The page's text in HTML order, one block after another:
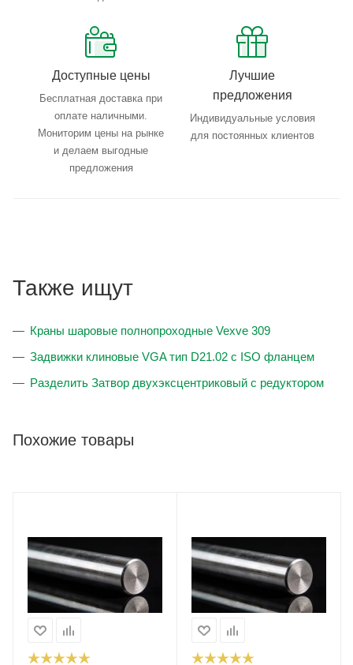
Доступные цены
Бесплатная доставка при
оплате наличными.
Мониторим цены на рынке
и делаем выгодные
предложения
Лучшие
предложения
Индивидуальные условия
для постоянных клиентов
Также ищут
Краны шаровые полнопроходные Vexve 309
Задвижки клиновые VGA тип D21.02 с ISO фланцем
Разделить Затвор двухэксцентриковый с редуктором
Похожие товары